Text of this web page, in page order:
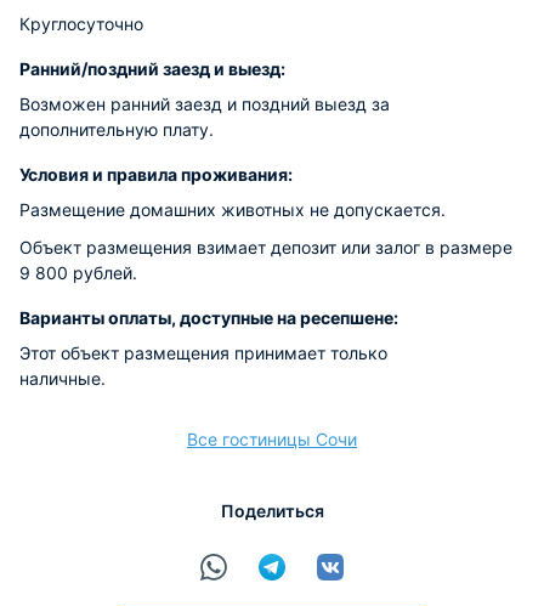
Круглосуточно
Ранний/поздний заезд и выезд:
Возможен ранний заезд и поздний выезд за
дополнительную плату.
Условия и правила проживания:
Размещение домашних животных не допускается.
Объект размещения взимает депозит или залог в размере
9 800 рублей.
Варианты оплаты, доступные на ресепшене:
Этот объект размещения принимает только
наличные.
Все гостиницы Сочи
Поделиться